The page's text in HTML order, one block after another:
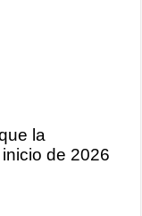
la
de 2026